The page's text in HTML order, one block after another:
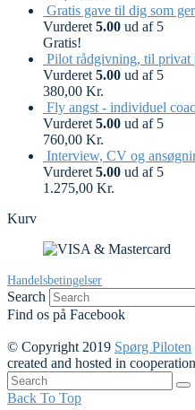
Gratis gave til dig som
Vurderet 5.00 ud af 5
Gratis!
Pilot rådgivning, til privat
Vurderet 5.00 ud af 5
380,00 Kr.
Fly angst - individuel
Vurderet 5.00 ud af 5
760,00 Kr.
Interview, CV og
Vurderet 5.00 ud af 5
1.275,00 Kr.
Kurv
Handelsbetingelser
Search
Find os på Facebook
© Copyright 2019 Spørg Piloten
created and hosted in
Back To Top